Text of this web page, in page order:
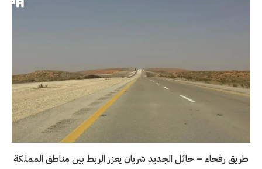
طريق رفحاء – حائل الجديد شريان يعزز الربط بين مناطق المملكة